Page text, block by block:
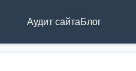
Аудит сайтаБлог